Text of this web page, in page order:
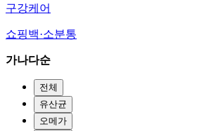
구강케어
쇼핑백·소분통
가나다순
전체
유산균
오메가